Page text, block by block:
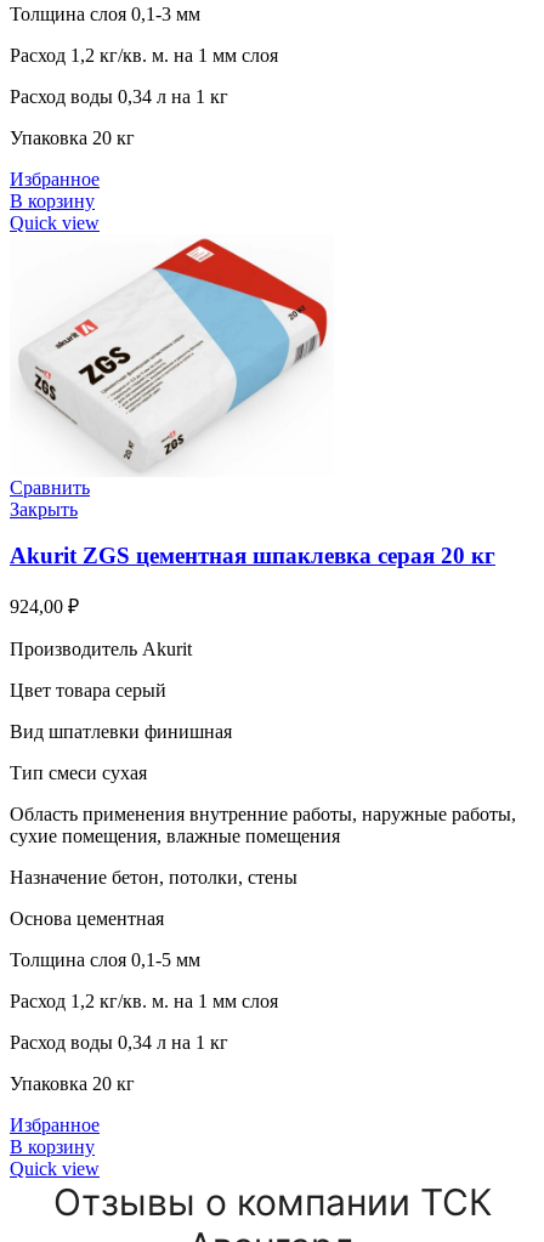
Толщина слоя 0,1-3 мм
Расход 1,2 кг/кв. м. на 1 мм слоя
Расход воды 0,34 л на 1 кг
Упаковка 20 кг
Избранное
В корзину
Quick view
Сравнить
Закрыть
Akurit ZGS цементная шпаклевка серая 20 кг
924,00 ₽
Производитель Akurit
Цвет товара серый
Вид шпатлевки финишная
Тип смеси сухая
Область применения внутренние работы, наружные работы,
сухие помещения, влажные помещения
Назначение бетон, потолки, стены
Основа цементная
Толщина слоя 0,1-5 мм
Расход 1,2 кг/кв. м. на 1 мм слоя
Расход воды 0,34 л на 1 кг
Упаковка 20 кг
Избранное
В корзину
Quick view
Отзывы о компании ТСК